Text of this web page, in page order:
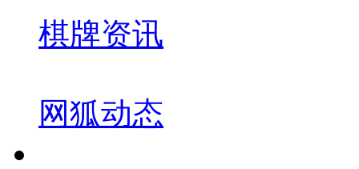
棋牌资讯
网狐动态